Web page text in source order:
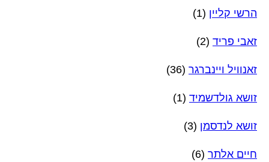
הרשי קליין (1)
זאבי פריד (2)
זאנוויל ויינברגר (36)
זושא גולדשמיד (1)
זושא לנדסמן (3)
חיים אלתר (6)